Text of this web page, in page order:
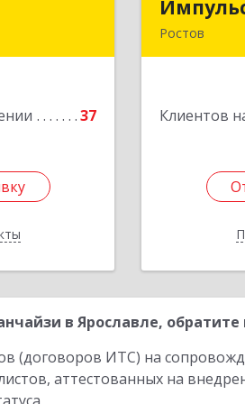
37
Ростов
Клиентов
в Ярославле, обратите
(договоров ИТС) на
аттестованных на